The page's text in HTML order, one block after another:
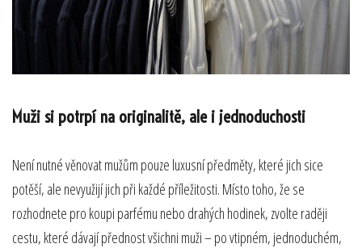
Muži si potrpí na originalitě, ale i jednoduchosti
Není nutné věnovat mužům pouze luxusní předměty, které jich sice
potěší, ale nevyužijí jich při každé příležitosti. Místo toho, že se
rozhodnete pro koupi parfému nebo drahých hodinek, zvolte raději
cestu, které dávají přednost všichni muži – po vtipném, jednoduchém,